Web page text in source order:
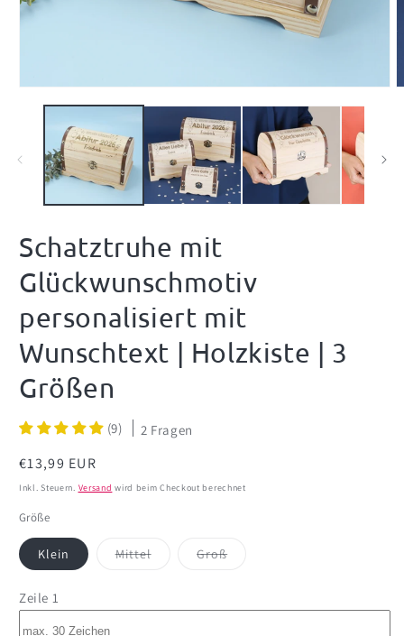
Schatztruhe mit
Glückwunschmotiv
personalisiert mit
Wunschtext | Holzkiste | 3
Größen
(9) 2 Fragen
Normaler
Preis
€13,99 EUR
Inkl. Steuern. Versand wird beim Checkout berechnet
Größe
Klein MittelVarianteGroßVariante
Zeile 1